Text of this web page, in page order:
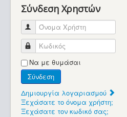
Σύνδεση Χρηστών
Όνομα Χρήστη
Κωδικός
Να με θυμάσαι
Σύνδεση
Δημιουργία λογαριασμού
Ξεχάσατε το όνομα χρήστη;
Ξεχάσατε τον κωδικό σας;